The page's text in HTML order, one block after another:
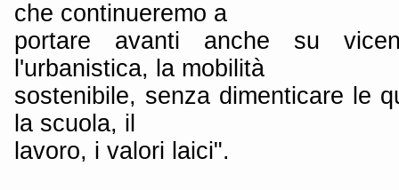
che continueremo a
portare avanti anche su
l'urbanistica, la mobilità
sostenibile, senza dimenticare le
la scuola, il
lavoro, i valori laici".